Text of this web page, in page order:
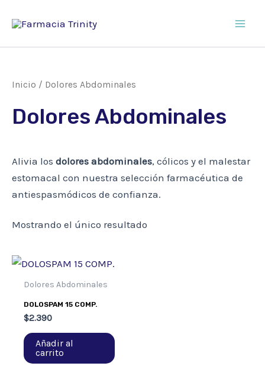
Inicio / Dolores Abdominales
Dolores Abdominales
Alivia los dolores abdominales, cólicos y el malestar
estomacal con nuestra selección farmacéutica de
antiespasmódicos de confianza.
Mostrando el único resultado
Dolores Abdominales
DOLOSPAM 15 COMP.
$2.390
Añadir al
carrito